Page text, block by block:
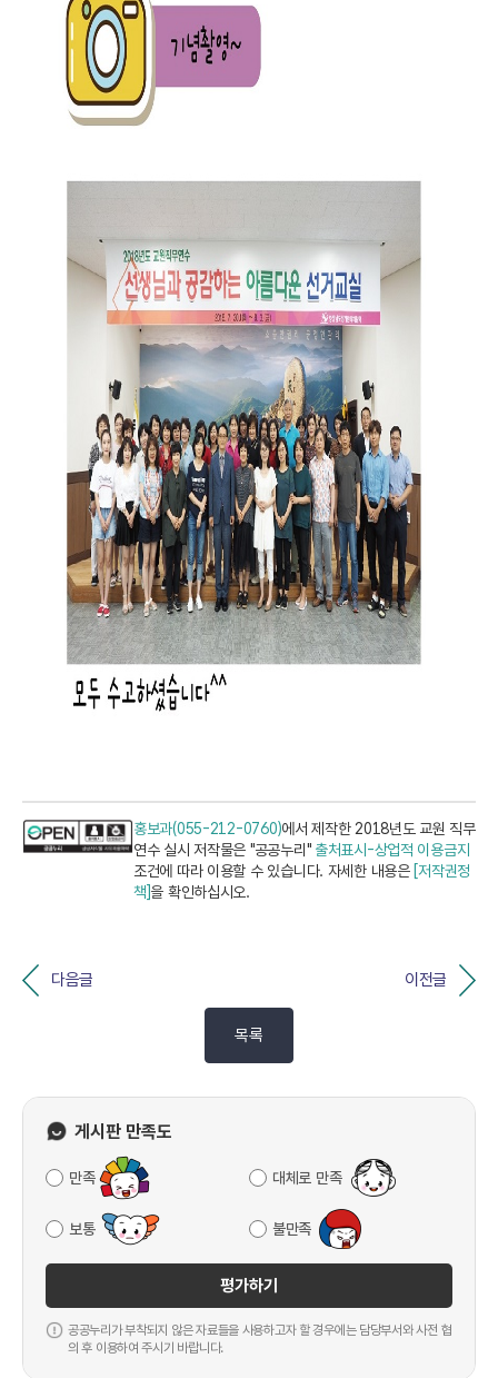
홍보과(055-212-0760)에서 제작한 2018년도 교원 직무
연수 실시 저작물은 "공공누리" 출처표시-상업적 이용금지
조건에 따라 이용할 수 있습니다. 자세한 내용은 [저작권정
책]을 확인하십시오.
다음글 이전글
목록
게시판 만족도
만족 대체로 만족
보통 불만족
평가하기
공공누리가 부착되지 않은 자료들을 사용하고자 할 경우에는 담당부서와 사전 협
의 후 이용하여 주시기 바랍니다.